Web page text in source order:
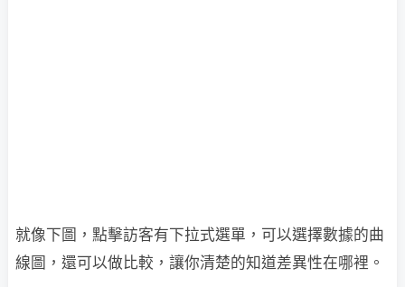
就像下圖，點擊訪客有下拉式選單，可以選擇數據的曲
線圖，還可以做比較，讓你清楚的知道差異性在哪裡。